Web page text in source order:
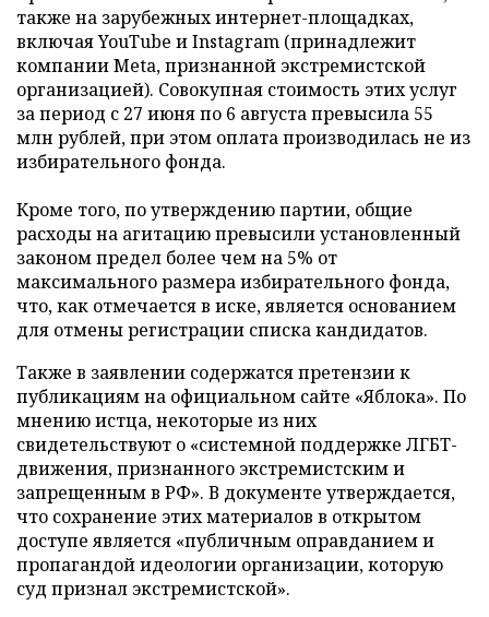
также на зарубежных интернет-площадках,
включая YouTube и Instagram (принадлежит
компании Meta, признанной экстремистской
организацией). Совокупная стоимость этих услуг
за период с 27 июня по 6 августа превысила 55
млн рублей, при этом оплата производилась не из
избирательного фонда.
Кроме того, по утверждению партии, общие
расходы на агитацию превысили установленный
законом предел более чем на 5% от
максимального размера избирательного фонда,
что, как отмечается в иске, является основанием
для отмены регистрации списка кандидатов.
Также в заявлении содержатся претензии к
публикациям на официальном сайте «Яблока». По
мнению истца, некоторые из них
свидетельствуют о «системной поддержке ЛГБТ-
движения, признанного экстремистским и
запрещенным в РФ». В документе утверждается,
что сохранение этих материалов в открытом
доступе является «публичным оправданием и
пропагандой идеологии организации, которую
суд признал экстремистской».